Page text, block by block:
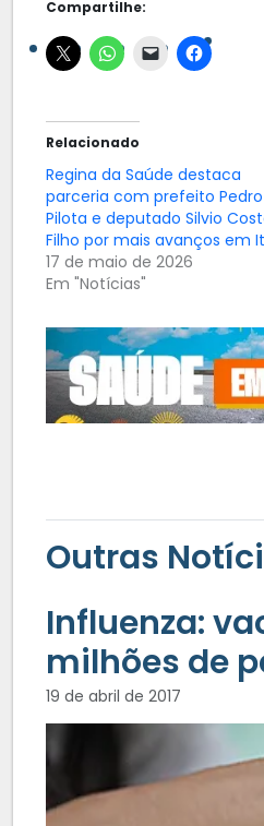
Compartilhe:
Relacionado
Regina da Saúde destaca
parceria com prefeito Pedro
Pilota e deputado Silvio
Filho por mais avanços em
17 de maio de 2026
Em "Notícias"
Outras
Influenza:
milhões de
19 de abril de 2017